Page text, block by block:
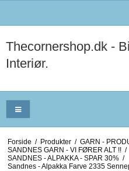
Thecornershop.dk -
Interiør.
Forside / Produkter / GARN -
SANDNES GARN - VI FØRER ALT !! /
SANDNES - ALPAKKA - SPAR 30% /
Sandnes - Alpakka Farve 2335